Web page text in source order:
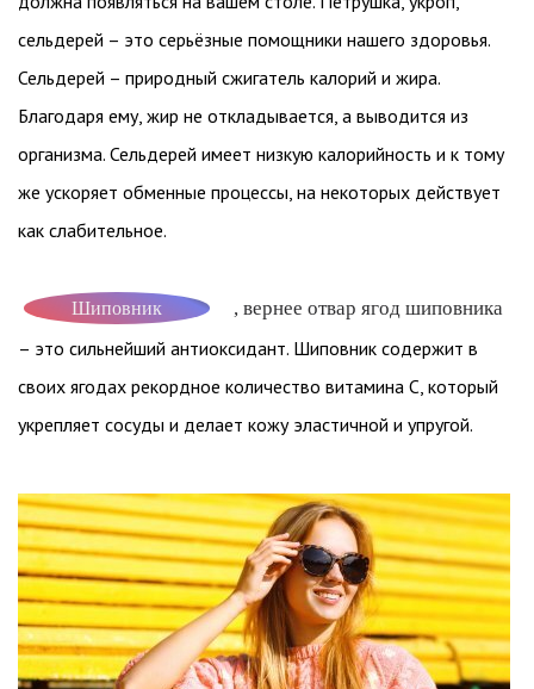
сельдерей – это серьёзные помощники нашего здоровья.
Сельдерей – природный сжигатель калорий и жира.
Благодаря ему, жир не откладывается, а выводится из
организма. Сельдерей имеет низкую калорийность и к тому
же ускоряет обменные процессы, на некоторых действует
как слабительное.
Шиповник , вернее отвар ягод шиповника
– это сильнейший антиоксидант. Шиповник содержит в
своих ягодах рекордное количество витамина С, который
укрепляет сосуды и делает кожу эластичной и упругой.